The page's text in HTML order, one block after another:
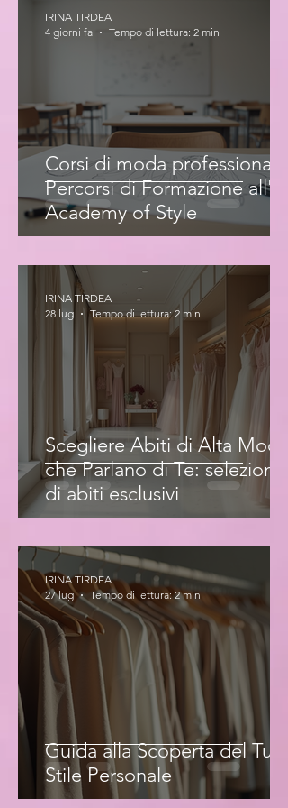
Corsi di moda professionale:
Percorsi di Formazione all'Iris
Academy of Style
IRINA TIRDEA
4 giorni fa
Tempo di lettura: 2 min
Scegliere Abiti di Alta Moda
che Parlano di Te: selezione
di abiti esclusivi
IRINA TIRDEA
28 lug
Tempo di lettura: 2 min
Guida alla Scoperta del Tuo
Stile Personale
IRINA TIRDEA
27 lug
Tempo di lettura: 2 min